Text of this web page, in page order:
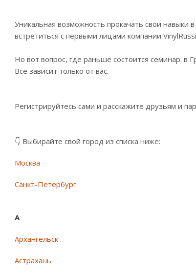
Уникальная возможность прокачать свои навыки
встретиться с первыми лицами компании
Но вот вопрос, где раньше состоится семинар:
Всё зависит только от вас.
Регистрируйтесь сами и расскажите друзьям и
👇 Выбирайте свой город из списка ниже:
Москва
Санкт-Петербург
А
Архангельск
Астрахань